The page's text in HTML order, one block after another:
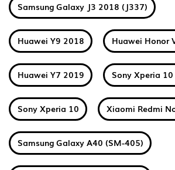
Samsung Galaxy J3 2018 (J337)
Huawei Y9 2018 Huawei Honor
Huawei Y7 2019 Sony Xperia 10
Sony Xperia 10 Xiaomi Redmi
Samsung Galaxy A40 (SM-405)